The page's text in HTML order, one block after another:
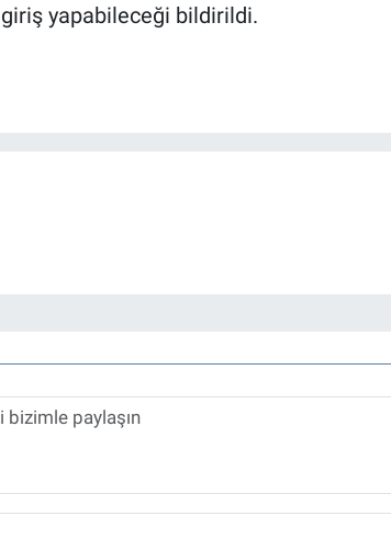
yapabileceği bildirildi.